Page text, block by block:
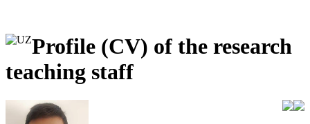
Profile (CV) of the research
teaching staff